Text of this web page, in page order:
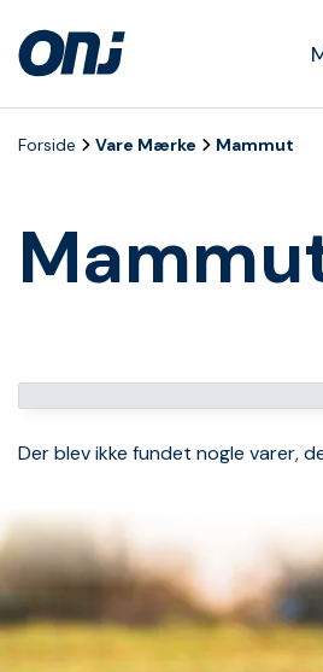
Forside Vare Mærke Mammut
Der blev ikke fundet nogle varer,